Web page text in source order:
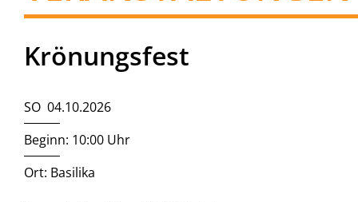
Krönungsfest
SO 04.10.2026
Beginn: 10:00 Uhr
Ort: Basilika